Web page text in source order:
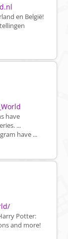
en België!
have
...
have ...
Potter:
and more!